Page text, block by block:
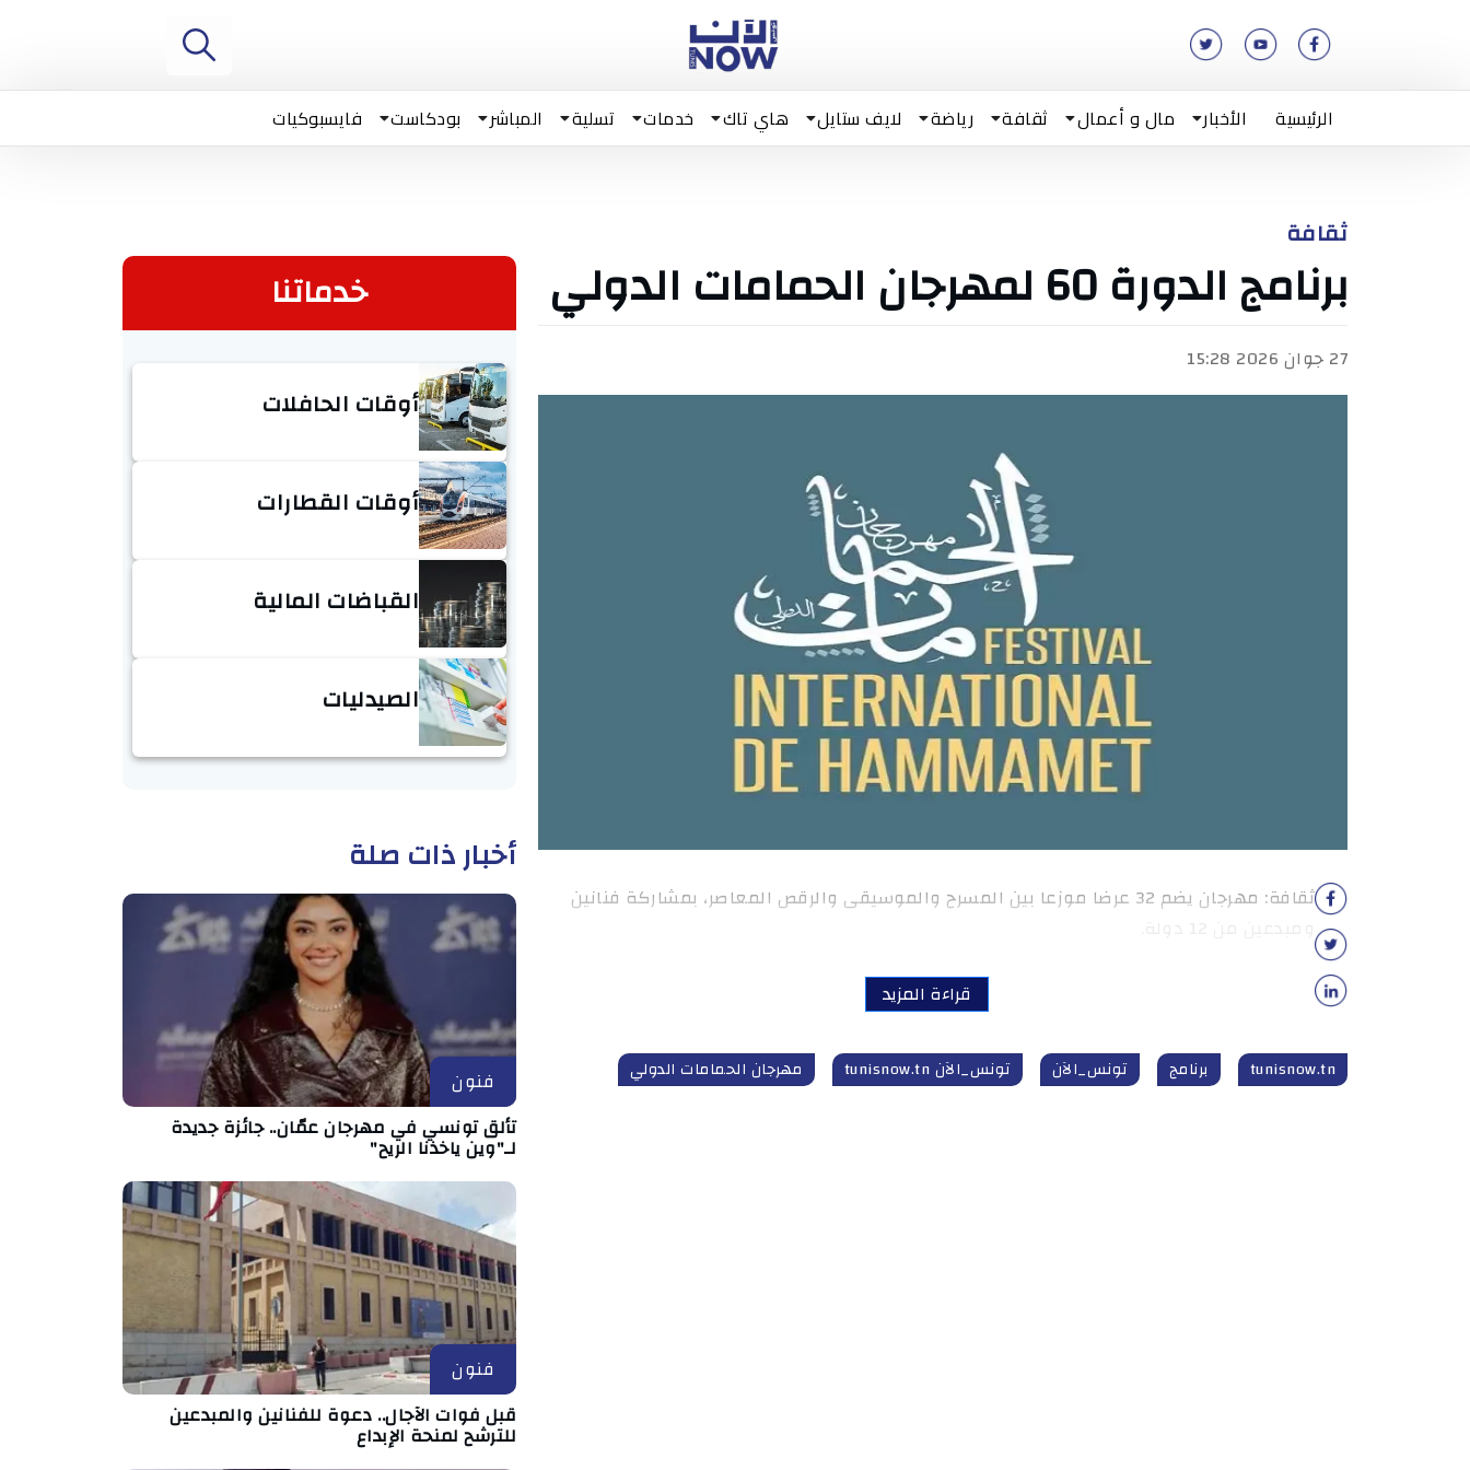
الرئيسية الأخبار مال و أعمال ثقافة رياضة لايف ستايل هاي تاك خدمات تسلية المباشر بودكاست فايسبوكيات
ثقافة
برنامج الدورة 60 لمهرجان الحمامات الدولي
27 جوان 2026 15:28
ثقافة: مهرجان يضم 32 عرضا موزعا بين المسرح والموسيقى والرقص المعاصر، بمشاركة فنانين
قراءة المزيد
tunisnow.tn برنامج تونس_الآن تونس_الآن tunisnow.tn مهرجان الحمامات الدولي
خدماتنا
أوقات الحافلات
أوقات القطارات
القباضات المالية
الصيدليات
أخبار ذات صلة
فنون
تألق تونسي في مهرجان عمّان.. جائزة جديدة
لـ"وين ياخذنا الريح"
فنون
قبل فوات الآجال.. دعوة للفنانين والمبدعين
للترشح لمنحة الإبداع